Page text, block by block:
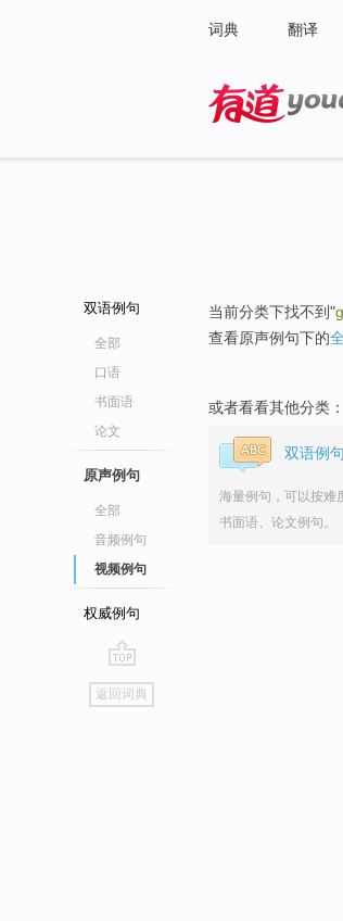
词典 翻译
双语例句
全部
口语
书面语
论文
原声例句
全部
音频例句
视频例句
权威例句
go
top
返回词典
当前分类下找不到"
查看原声例句下的
或者看看其他分类：
双语例句
海量例句，可以按难
书面语、论文例句。